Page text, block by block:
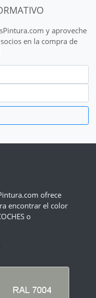
y aproveche
en la compra de
ofrece
encontrar el color
o